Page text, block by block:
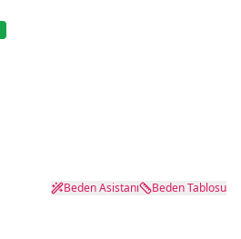
Beden Asistanı Beden Tablosu